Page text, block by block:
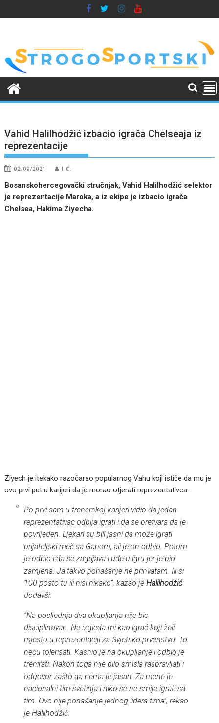
to
Vahid Halilhodžić izbacio igrača Chelseaja iz
reprezentacije
02/09/2021 I. Ć.
Bosanskohercegovački stručnjak, Vahid Halilhodžić selektor
je reprezentacije Maroka, a iz ekipe je izbacio igrača
Chelsea, Hakima Ziyecha.
Ziyech je itekako razočarao popularnog Vahu koji ističe da mu je
ovo prvi put u karijeri da je morao otjerati reprezentativca.
Po prvi sam u trenerskoj karijeri vidio da jedan
reprezentativac odbija igrati i da se pretvara da je
povrijeđen. Ljekari su bili jasni da može igrati
prijateljski meč sa Ganom, ali je on odbio. Potom
je odbio i da se zagrijava i uđe u igru jer je bio
zamjena. Ja takvo ponašanje ne prihvatam. Ili si
100 posto tu ili nisi nikako”, kazao jeHalilhodžić
dodavši:
“Na posljednja dva okupljanja nije bio
disciplinovan. Ne izgleda mi kao igrač koji želi
mjesto u reprezentaciji za Svjetsko prvenstvo. To
neću tolerisati. Kasnio je na okupljanje i odbio je
trenirati. Nakon toga nije bilo smisla raspravljati i
odgovor zašto ga nema je jasan. Za mene je
nacionalni tim svetinja i niko se ne smije igrati sa
tim. Ovo nije ponašanje jednog lidera tima”, rekao
je Halilhodžić.